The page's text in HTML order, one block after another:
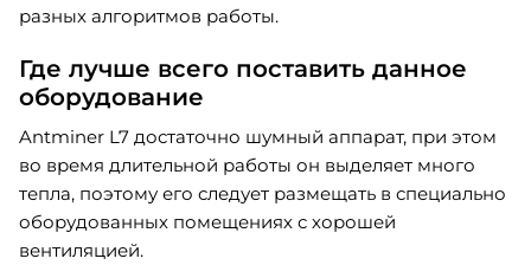
разных алгоритмов работы.
Где лучше всего поставить данное
оборудование
Antminer L7 достаточно шумный аппарат, при этом
во время длительной работы он выделяет много
тепла, поэтому его следует размещать в специально
оборудованных помещениях с хорошей
вентиляцией.